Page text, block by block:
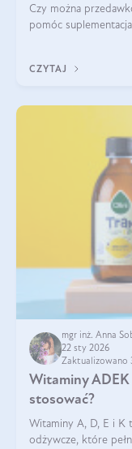
Czy można
pomóc
robić?
CZYTAJ
mgr inż. Anna
22 sty 2026
Zaktualizowano
Witaminy ADEK
stosować?
Witaminy A, D, E i K
odżywcze, które